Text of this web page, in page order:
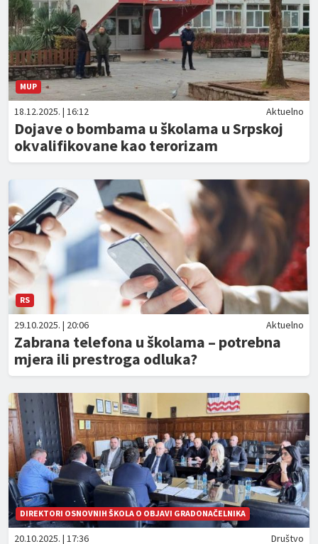
MUP
18.12.2025. | 16:12 Aktuelno
Dojave o bombama u školama u Srpskoj
okvalifikovane kao terorizam
RS
29.10.2025. | 20:06 Aktuelno
Zabrana telefona u školama – potrebna
mjera ili prestroga odluka?
DIREKTORI OSNOVNIH ŠKOLA O OBJAVI GRADONAČELNIKA
20.10.2025. | 17:36 Društvo